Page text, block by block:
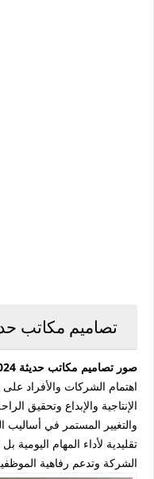
تصاميم مكاتب
صور تصاميم مكاتب حديثة 2024
اهتمام الشركات والأفراد
الإنتاجية والإبداع وتحقيق
والتغيير المستمر في
تقليدية لأداء المهام
الشركة وتدعم رفاهية